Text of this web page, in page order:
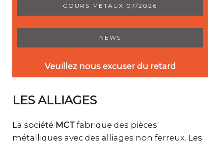
LES ALLIAGES
La société MCT fabrique des pièces
métalliques avec des alliages non ferreux. Les
COURS MÉTAUX 07/2026
NEWS
Veuillez nous excuser du retard